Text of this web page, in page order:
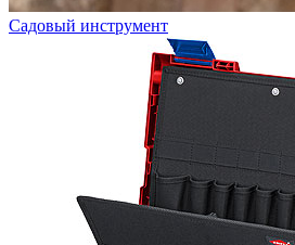
Садовый инструмент